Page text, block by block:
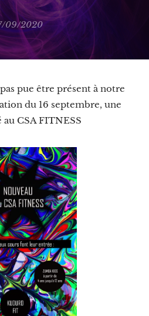
09/2020
pue être présent à notre
du 16 septembre, une
au CSA FITNESS